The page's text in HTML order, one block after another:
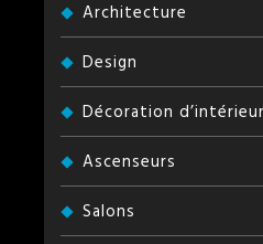
Architecture
Design
Décoration d’intérieur
Ascenseurs
Salons